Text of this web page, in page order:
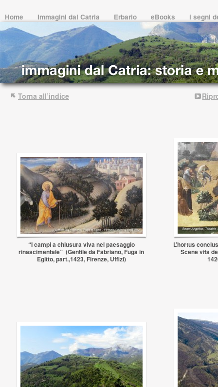
Home Immagini dal Catria Erbario eBooks i segni
“I campi a chiusura viva nel paesaggio
rinascimentale” (Gentile da Fabriano, Fuga in
Egitto, part.,1423, Firenze, Uffizi)
L’hortus
Scene vita
Torna all’indice